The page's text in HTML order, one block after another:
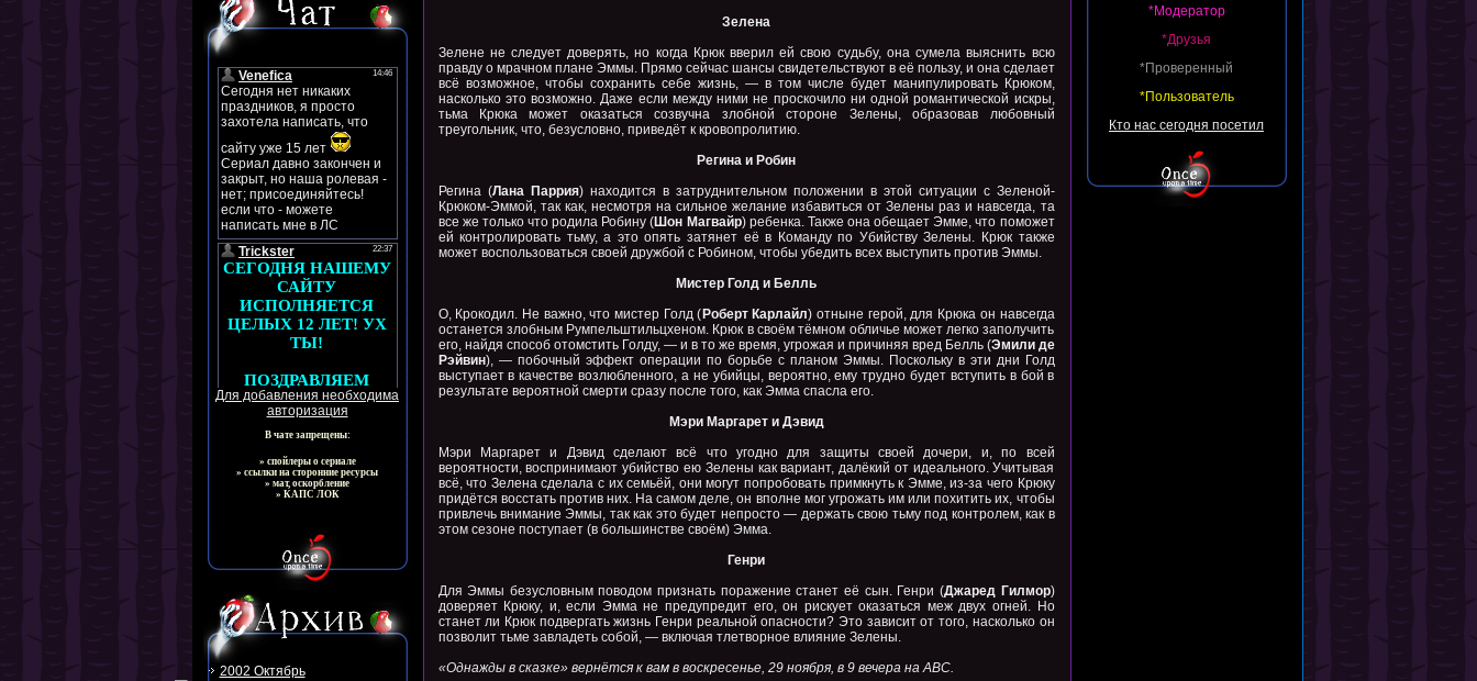
Для добавления необходима
авторизация
В чате запрещены:
» спойлеры о сериале
» ссылки на сторонние ресурсы
» мат, оскорбление
» КАПС ЛОК
2002 Октябрь
Зелена
Зелене не следует доверять, но когда Крюк вверил ей свою судьбу, она сумела выяснить всю
правду о мрачном плане Эммы. Прямо сейчас шансы свидетельствуют в её пользу, и она сделает
всё возможное, чтобы сохранить себе жизнь, — в том числе будет манипулировать Крюком,
насколько это возможно. Даже если между ними не проскочило ни одной романтической искры,
тьма Крюка может оказаться созвучна злобной стороне Зелены, образовав любовный
треугольник, что, безусловно, приведёт к кровопролитию.
Регина и Робин
Регина (Лана Паррия) находится в затруднительном положении в этой ситуации с Зеленой-
Крюком-Эммой, так как, несмотря на сильное желание избавиться от Зелены раз и навсегда, та
все же только что родила Робину (Шон Магвайр) ребенка. Также она обещает Эмме, что поможет
ей контролировать тьму, а это опять затянет её в Команду по Убийству Зелены. Крюк также
может воспользоваться своей дружбой с Робином, чтобы убедить всех выступить против Эммы.
Мистер Голд и Белль
О, Крокодил. Не важно, что мистер Голд ( Роберт Карлайл) отныне герой, для Крюка он навсегда
останется злобным Румпельштильцхеном. Крюк в своём тёмном обличье может легко заполучить
его, найдя способ отомстить Голду, — и в то же время, угрожая и причиняя вред Белль (Эмили де
Рэйвин), — побочный эффект операции по борьбе с планом Эммы. Поскольку в эти дни Голд
выступает в качестве возлюбленного, а не убийцы, вероятно, ему трудно будет вступить в бой в
результате вероятной смерти сразу после того, как Эмма спасла его.
Мэри Маргарет и Дэвид
Мэри Маргарет и Дэвид сделают всё что угодно для защиты своей дочери, и, по всей
вероятности, воспринимают убийство ею Зелены как вариант, далёкий от идеального. Учитывая
всё, что Зелена сделала с их семьёй, они могут попробовать примкнуть к Эмме, из-за чего Крюку
придётся восстать против них. На самом деле, он вполне мог угрожать им или похитить их, чтобы
привлечь внимание Эммы, так как это будет непросто — держать свою тьму под контролем, как в
этом сезоне поступает (в большинстве своём) Эмма.
Генри
Для Эммы безусловным поводом признать поражение станет её сын. Генри (Джаред Гилмор)
доверяет Крюку, и, если Эмма не предупредит его, он рискует оказаться меж двух огней. Но
станет ли Крюк подвергать жизнь Генри реальной опасности? Это зависит от того, насколько он
позволит тьме завладеть собой, — включая тлетворное влияние Зелены.
«Однажды в сказке» вернётся к вам в воскресенье, 29 ноября, в 9 вечера на ABC.
*Модератор
*Друзья
*Проверенный
*Пользователь
Кто нас сегодня посетил